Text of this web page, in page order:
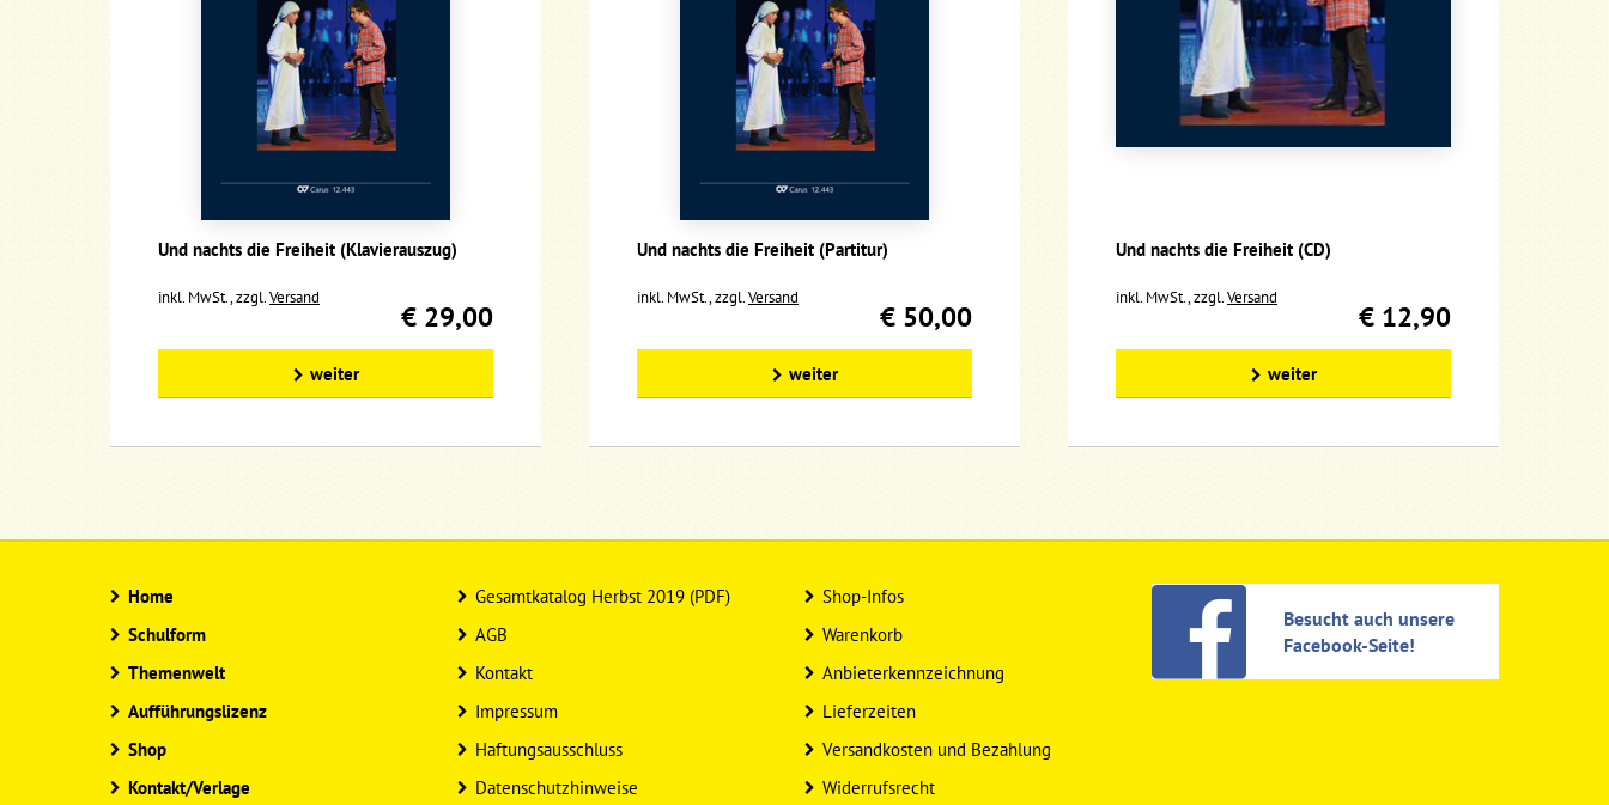
Und nachts die Freiheit (Klavierauszug)
inkl. MwSt., zzgl.Versand
€ 29,00
weiter
Und nachts die Freiheit (Partitur)
inkl. MwSt., zzgl.Versand
€ 50,00
weiter
Und nachts die Freiheit (CD)
inkl. MwSt., zzgl.Versand
€ 12,90
weiter
Home
Schulform
Themenwelt
Aufführungslizenz
Shop
Kontakt/Verlage
Gesamtkatalog Herbst 2019 (PDF)
AGB
Kontakt
Impressum
Haftungsausschluss
Datenschutzhinweise
Shop-Infos
Warenkorb
Anbieterkennzeichnung
Lieferzeiten
Versandkosten und Bezahlung
Widerrufsrecht
Besucht auch unsere
Facebook-Seite!